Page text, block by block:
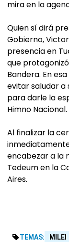
mira en la
Quien sí dirá
Gobierno,
presencia en
que
Bandera. En
evitar saludar a
para darle la
Himno Nacional.
Al finalizar la
encabezar a la
Tedeum en la
Aires.
TEMAS: MILEI